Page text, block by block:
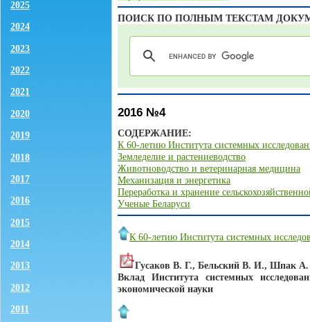
2025
2024
2023
2022
2021
2020
2019
2018
2017
2016
2015
2014
2013
2012
2011
ПОИСК ПО ПОЛНЫМ ТЕКСТАМ
2016 №4
СОДЕРЖАНИЕ:
К 60-летию Института системных
Земледелие и растениеводство
Животноводство и ветеринарная медицина
Механизация и энергетика
Переработка и хранение
Ученые Беларуси
К 60-летию Института системных
Гусаков В. Г., Бельский В. И., Шпак
Вклад Института системных
экономической науки